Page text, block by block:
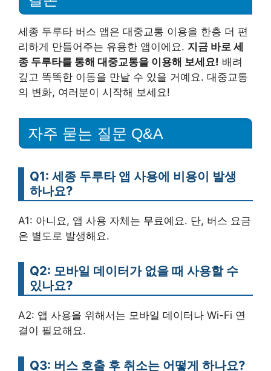
세종 두루타 버스 앱은 대중교통 이용을 한층 더 편
리하게 만들어주는 유용한 앱이에요. 지금 바로 세
종 두루타를 통해 대중교통을 이용해 보세요! 배려
깊고 똑똑한 이동을 만날 수 있을 거예요. 대중교통
의 변화, 여러분이 시작해 보세요!
자주 묻는 질문 Q&A
Q1: 세종 두루타 앱 사용에 비용이 발생
하나요?
A1: 아니요, 앱 사용 자체는 무료예요. 단, 버스 요금
은 별도로 발생해요.
Q2: 모바일 데이터가 없을 때 사용할 수
있나요?
A2: 앱 사용을 위해서는 모바일 데이터나 Wi-Fi 연
결이 필요해요.
Q3: 버스 호출 후 취소는 어떻게 하나요?